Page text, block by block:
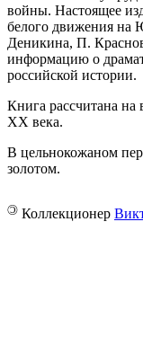
войны. Настоящее
белого движения на
Деникина, П.
информацию о
российской истории.
Книга рассчитана на
XX века.
В цельнокожаном
золотом.
© Коллекционер